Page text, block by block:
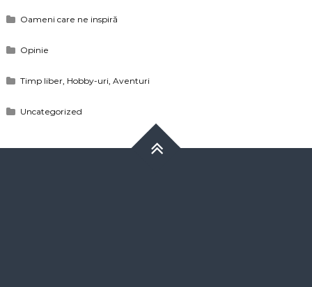
Oameni care ne inspiră
Opinie
Timp liber, Hobby-uri, Aventuri
Uncategorized